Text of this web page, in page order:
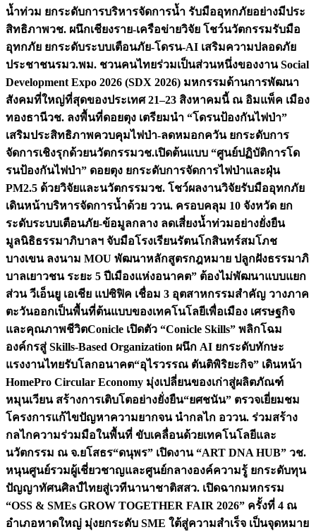
น้ำท่วม ยกระดับการบริหารจัดการน้ำ รับมืออุทกภัยอย่างมีประ
สิทธิภาพวช. ผนึกเชียงราย-เครือข่ายวิจัย โชว์นวัตกรรมรับมือ
อุทกภัย ยกระดับระบบเตือนภัย-โดรน-AI เสริมความปลอดภัย
ประชาชนรมว.พม. ชวนคนไทยร่วมเป็นส่วนหนึ่งของงาน Social
Development Expo 2026 (SDX 2026) มหกรรมด้านการพัฒนา
สังคมที่ใหญ่ที่สุดของประเทศ 21–23 สิงหาคมนี้ ณ อิมแพ็ค เมือง
ทองธานีวช. ลงพื้นที่ดอยตุง เตรียมนำ “โดรนป้องกันไฟป่า”
เสริมประสิทธิภาพควบคุมไฟป่า-ลดหมอกควัน ยกระดับการ
จัดการเชิงรุกด้วยนวัตกรรมวช.เปิดต้นแบบ “ศูนย์ปฏิบัติการโด
รนป้องกันไฟป่า” ดอยตุง ยกระดับการจัดการไฟป่าและฝุ่น
PM2.5 ด้วยวิจัยและนวัตกรรมวช. โชว์ผลงานวิจัยรับมืออุทกภัย
เดินหน้าบริหารจัดการน้ำด้วย ววน. ครอบคลุม 10 จังหวัด ยก
ระดับระบบเตือนภัย-ข้อมูลกลาง ลดเสี่ยงน้ำท่วมอย่างยั่งยืน
มูลนิธิธรรมาภิบาลฯ จับมือโรงเรียนรัตนโกสินทร์สมโภช
บางเขน ลงนาม MOU พัฒนาหลักสูตรกฎหมาย ปลูกฝังธรรมาภิ
บาลเยาวชน ระยะ 5 ปีเมืองแห่งอนาคต” ต้องไม่พัฒนาแบบแยก
ส่วน วีเอ็นยู เอเชีย แปซิฟิค เชื่อม 3 อุตสาหกรรมสำคัญ วางภาค
ตะวันออกเป็นพื้นที่ต้นแบบของเทคโนโลยีเพื่อเมือง เศรษฐกิจ
และคุณภาพชีวิตConicle เปิดตัว “Conicle Skills” พลิกโฉม
องค์กรสู่ Skills-Based Organization ผนึก AI ยกระดับทักษะ
แรงงานไทยรับโลกอนาคต“อุไรวรรณ ตันติพิริยะกิจ” เดินหน้า
HomePro Circular Economy มุ่งเปลี่ยนของเก่าสู่ผลิตภัณฑ์
หมุนเวียน สร้างการเติบโตอย่างยั่งยืน“ยศชนัน” ตรวจเยี่ยมชม
โครงการแก้ไขปัญหาความยากจน นำกลไก อววน. ร่วมสร้าง
กลไกความร่วมมือในพื้นที่ ขับเคลื่อนด้วยเทคโนโลยีและ
นวัตกรรม ณ จ.ยโสธร“ดนุพร” เปิดงาน “ART DNA HUB” วช.
หนุนศูนย์รวมผู้เชี่ยวชาญและศูนย์กลางองค์ความรู้ ยกระดับทุน
ปัญญาทัศนศิลป์ไทยสู่เวทีนานาชาติสสว. เปิดฉากมหกรรม
“OSS & SMEs GROW TOGETHER FAIR 2026” ครั้งที่ 4 ณ
อำเภอหาดใหญ่ มุ่งยกระดับ SME ใต้สู่ความสำเร็จ เป็นจุดหมาย